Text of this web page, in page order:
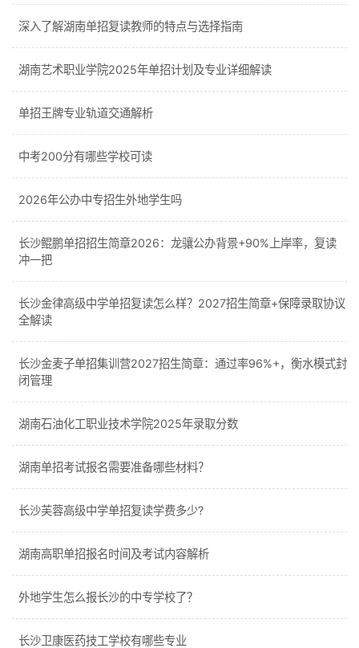
深入了解湖南单招复读教师的特点与选择指南
湖南艺术职业学院2025年单招计划及专业详细解读
单招王牌专业轨道交通解析
中考200分有哪些学校可读
2026年公办中专招生外地学生吗
长沙鲲鹏单招招生简章2026：龙骧公办背景+90%上岸率，复读
冲一把
长沙金律高级中学单招复读怎么样？2027招生简章+保障录取协议
全解读
长沙金麦子单招集训营2027招生简章：通过率96%+，衡水模式封
闭管理
湖南石油化工职业技术学院2025年录取分数
湖南单招考试报名需要准备哪些材料？
长沙芙蓉高级中学单招复读学费多少?
湖南高职单招报名时间及考试内容解析
外地学生怎么报长沙的中专学校了？
长沙卫康医药技工学校有哪些专业